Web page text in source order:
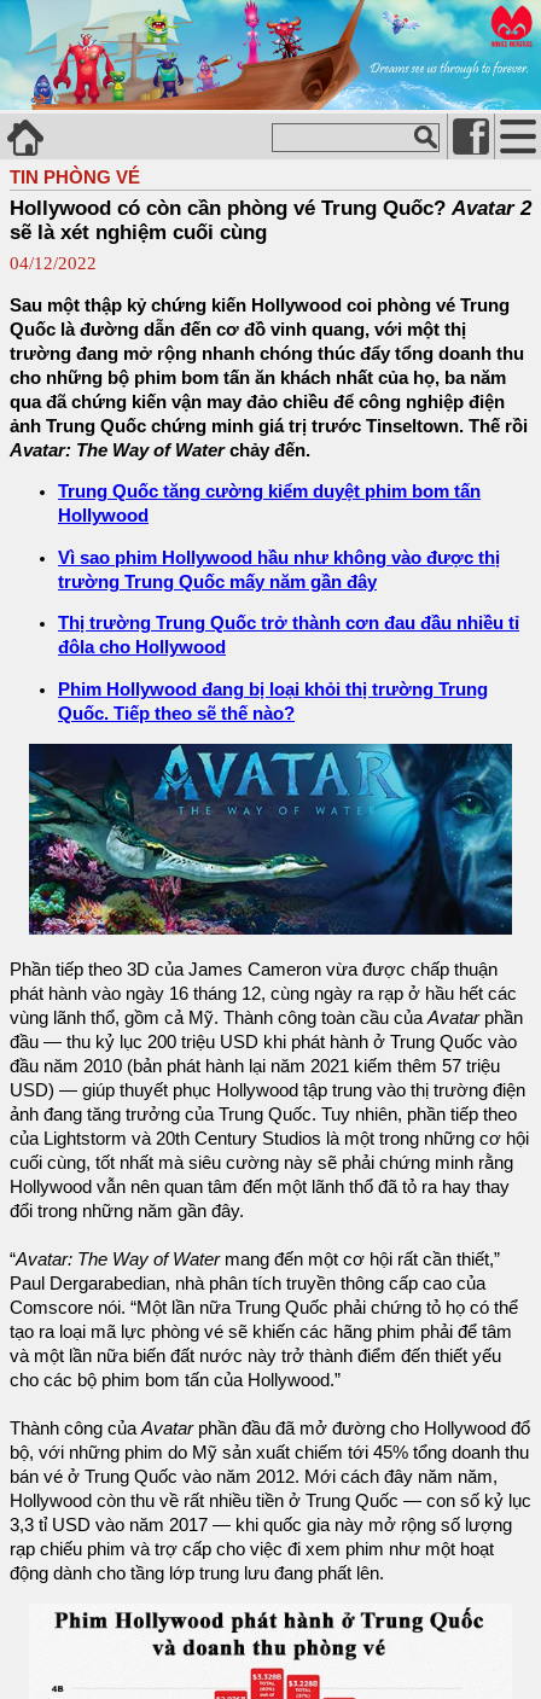
TIN PHÒNG VÉ
Hollywood có còn cần phòng vé Trung Quốc? Avatar 2
sẽ là xét nghiệm cuối cùng
04/12/2022
Sau một thập kỷ chứng kiến ​​Hollywood coi phòng vé Trung
Quốc là đường dẫn đến cơ đồ vinh quang, với một thị
trường đang mở rộng nhanh chóng thúc đẩy tổng doanh thu
cho những bộ phim bom tấn ăn khách nhất của họ, ba năm
qua đã chứng kiến ​​vận may đảo chiều để công nghiệp điện
ảnh Trung Quốc chứng minh giá trị trước Tinseltown. Thế rồi
Avatar: The Way of Waterchảy đến.
Trung Quốc tăng cường kiểm duyệt phim bom tấn
Hollywood
Vì sao phim Hollywood hầu như không vào được thị
trường Trung Quốc mấy năm gần đây
Thị trường Trung Quốc trở thành cơn đau đầu nhiều tỉ
đôla cho Hollywood
Phim Hollywood đang bị loại khỏi thị trường Trung
Quốc. Tiếp theo sẽ thế nào?
Phần tiếp theo 3D của James Cameron vừa được chấp thuận
phát hành vào ngày 16 tháng 12, cùng ngày ra rạp ở hầu hết các
vùng lãnh thổ, gồm cả Mỹ. Thành công toàn cầu của Avatar phần
đầu — thu kỷ lục 200 triệu USD khi phát hành ở Trung Quốc vào
đầu năm 2010 (bản phát hành lại năm 2021 kiếm thêm 57 triệu
USD) — giúp thuyết phục Hollywood tập trung vào thị trường điện
ảnh đang tăng trưởng của Trung Quốc. Tuy nhiên, phần tiếp theo
của Lightstorm và 20th Century Studios là một trong những cơ hội
cuối cùng, tốt nhất mà siêu cường này sẽ phải chứng minh rằng
Hollywood vẫn nên quan tâm đến một lãnh thổ đã tỏ ra hay thay
đổi trong những năm gần đây.
“Avatar: The Way of Watermang đến một cơ hội rất cần thiết,”
Paul Dergarabedian, nhà phân tích truyền thông cấp cao của
Comscore nói. “Một lần nữa Trung Quốc phải chứng tỏ họ có thể
tạo ra loại mã lực phòng vé sẽ khiến các hãng phim phải để tâm
và một lần nữa biến đất nước này trở thành điểm đến thiết yếu
cho các bộ phim bom tấn của Hollywood.”
Thành công của Avatarphần đầu đã mở đường cho Hollywood đổ
bộ, với những phim do Mỹ sản xuất chiếm tới 45% tổng doanh thu
bán vé ở Trung Quốc vào năm 2012. Mới cách đây năm năm,
Hollywood còn thu về rất nhiều tiền ở Trung Quốc — con số kỷ lục
3,3 tỉ USD vào năm 2017 — khi quốc gia này mở rộng số lượng
rạp chiếu phim và trợ cấp cho việc đi xem phim như một hoạt
động dành cho tầng lớp trung lưu đang phất lên.